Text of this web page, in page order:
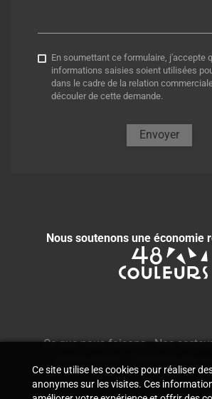
En soumettant ce formulaire, j'accepte
informations saisies soient utilisées
dans le cadre de la relation
découler de cette demande.
Envoyer
Nous soutenons une économie
Ce que nous faisons-Nos
Ce site utilise les cookies pour réaliser
anonymes sur les visites. Ces